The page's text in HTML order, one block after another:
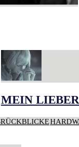
MEIN